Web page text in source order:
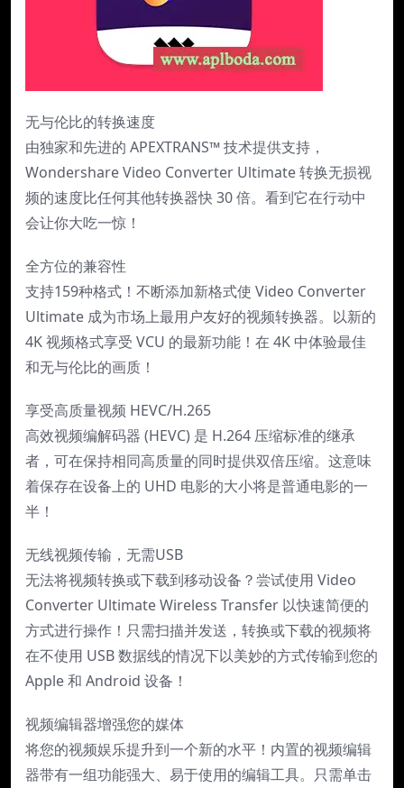
无与伦比的转换速度
由独家和先进的 APEXTRANS™ 技术提供支持，
Wondershare Video Converter Ultimate 转换无损视
频的速度比任何其他转换器快 30 倍。看到它在行动中
会让你大吃一惊！
全方位的兼容性
支持159种格式！不断添加新格式使 Video Converter
Ultimate 成为市场上最用户友好的视频转换器。以新的
4K 视频格式享受 VCU 的最新功能！在 4K 中体验最佳
和无与伦比的画质！
享受高质量视频 HEVC/H.265
高效视频编解码器 (HEVC) 是 H.264 压缩标准的继承
者，可在保持相同高质量的同时提供双倍压缩。这意味
着保存在设备上的 UHD 电影的大小将是普通电影的一
半！
无线视频传输，无需USB
无法将视频转换或下载到移动设备？尝试使用 Video
Converter Ultimate Wireless Transfer 以快速简便的
方式进行操作！只需扫描并发送，转换或下载的视频将
在不使用 USB 数据线的情况下以美妙的方式传输到您的
Apple 和 Android 设备！
视频编辑器增强您的媒体
将您的视频娱乐提升到一个新的水平！内置的视频编辑
器带有一组功能强大、易于使用的编辑工具。只需单击